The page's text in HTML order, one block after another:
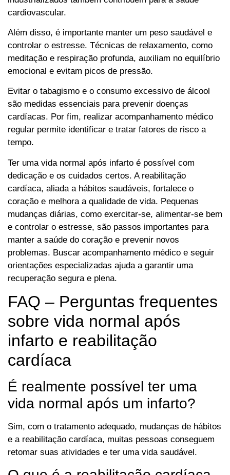
cardiovascular.
Além disso, é importante manter um peso saudável e
controlar o estresse. Técnicas de relaxamento, como
meditação e respiração profunda, auxiliam no equilíbrio
emocional e evitam picos de pressão.
Evitar o tabagismo e o consumo excessivo de álcool
são medidas essenciais para prevenir doenças
cardíacas. Por fim, realizar acompanhamento médico
regular permite identificar e tratar fatores de risco a
tempo.
Ter uma vida normal após infarto é possível com
dedicação e os cuidados certos. A reabilitação
cardíaca, aliada a hábitos saudáveis, fortalece o
coração e melhora a qualidade de vida. Pequenas
mudanças diárias, como exercitar-se, alimentar-se bem
e controlar o estresse, são passos importantes para
manter a saúde do coração e prevenir novos
problemas. Buscar acompanhamento médico e seguir
orientações especializadas ajuda a garantir uma
recuperação segura e plena.
FAQ – Perguntas frequentes
sobre vida normal após
infarto e reabilitação
cardíaca
É realmente possível ter uma
vida normal após um infarto?
Sim, com o tratamento adequado, mudanças de hábitos
e a reabilitação cardíaca, muitas pessoas conseguem
retomar suas atividades e ter uma vida saudável.